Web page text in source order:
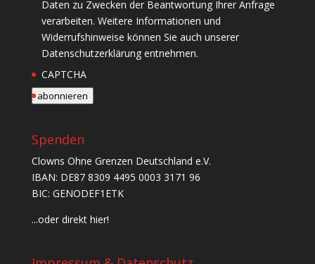
Daten zu Zwecken der Beantwortung Ihrer Anfrage
verarbeiten. Weitere Informationen und
Widerrufshinweise können Sie auch unserer
Datenschutzerklärung entnehmen.
CAPTCHA
abonnieren
Spenden
Clowns Ohne Grenzen Deutschland e.V.
IBAN: DE87 8309 4495 0003 3171 96
BIC: GENODEF1ETK
...oder direkt hier!